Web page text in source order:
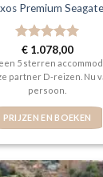
Premium Seagate
Gewaardeerd
5uit 5
€1.078,00
5 sterren
partner D-reizen. Nu
persoon.
PRIJZEN EN BOEKEN